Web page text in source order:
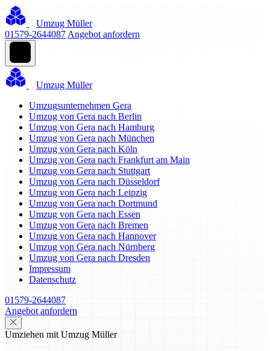
Umzug Müller
01579-2644087 Angebot anfordern
Umzug Müller
Umzugsunternehmen Gera
Umzug von Gera nach Berlin
Umzug von Gera nach Hamburg
Umzug von Gera nach München
Umzug von Gera nach Köln
Umzug von Gera nach Frankfurt am Main
Umzug von Gera nach Stuttgart
Umzug von Gera nach Düsseldorf
Umzug von Gera nach Leipzig
Umzug von Gera nach Dortmund
Umzug von Gera nach Essen
Umzug von Gera nach Bremen
Umzug von Gera nach Hannover
Umzug von Gera nach Nürnberg
Umzug von Gera nach Dresden
Impressum
Datenschutz
01579-2644087
Angebot anfordern
Umziehen mit Umzug Müller